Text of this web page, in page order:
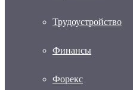
Трудоустройство
Финансы
Форекс